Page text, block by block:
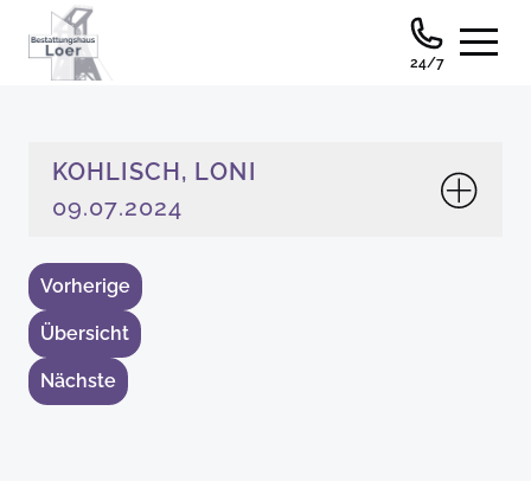
24/7
KOHLISCH, LONI
09.07.2024
Vorherige
Übersicht
Nächste